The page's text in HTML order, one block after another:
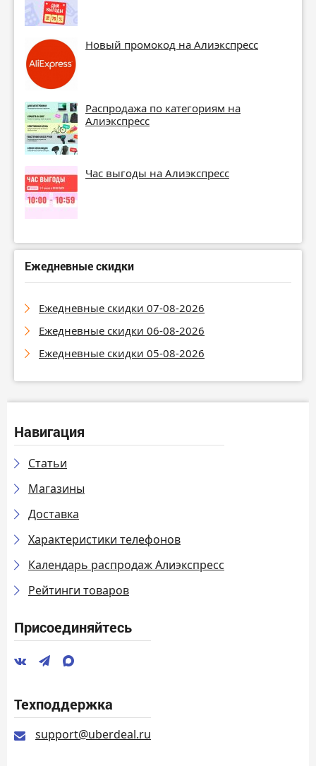
Новый промокод на Алиэкспресс
Распродажа по категориям на
Алиэкспресс
Час выгоды на Алиэкспресс
Ежедневные скидки
Ежедневные скидки 07-08-2026
Ежедневные скидки 06-08-2026
Ежедневные скидки 05-08-2026
Навигация
Статьи
Магазины
Доставка
Характеристики телефонов
Календарь распродаж Алиэкспресс
Рейтинги товаров
Присоединяйтесь
Техподдержка
support@uberdeal.ru